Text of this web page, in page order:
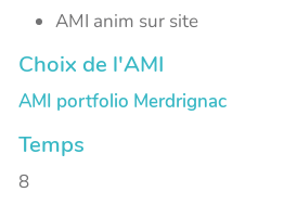
AMI anim sur site
Choix de l'AMI
AMI portfolio Merdrignac
Temps
8